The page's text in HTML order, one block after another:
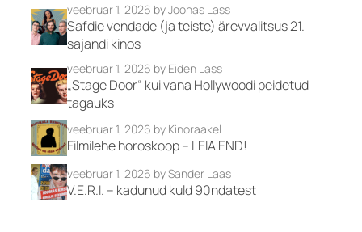
veebruar 1, 2026 by Joonas Lass
Safdie vendade (ja teiste) ärevvalitsus 21.
sajandi kinos
veebruar 1, 2026 by Eiden Lass
„Stage Door“ kui vana Hollywoodi peidetud
tagauks
veebruar 1, 2026 by Kinoraakel
Filmilehe horoskoop – LEIA END!
veebruar 1, 2026 by Sander Laas
V.E.R.I. – kadunud kuld 90ndatest